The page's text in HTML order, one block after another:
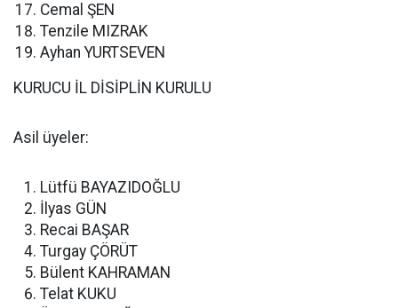
Cemal ŞEN
Tenzile MIZRAK
Ayhan YURTSEVEN
KURUCU İL DİSİPLİN KURULU
Asil üyeler:
Lütfü BAYAZIDOĞLU
İlyas GÜN
Recai BAŞAR
Turgay ÇÖRÜT
Bülent KAHRAMAN
Telat KUKU